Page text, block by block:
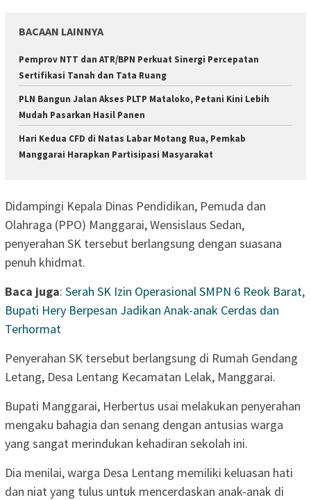
BACAAN LAINNYA
Pemprov NTT dan ATR/BPN Perkuat Sinergi Percepatan
Sertifikasi Tanah dan Tata Ruang
PLN Bangun Jalan Akses PLTP Mataloko, Petani Kini Lebih
Mudah Pasarkan Hasil Panen
Hari Kedua CFD di Natas Labar Motang Rua, Pemkab
Manggarai Harapkan Partisipasi Masyarakat
Didampingi Kepala Dinas Pendidikan, Pemuda dan
Olahraga (PPO) Manggarai, Wensislaus Sedan,
penyerahan SK tersebut berlangsung dengan suasana
penuh khidmat.
Baca juga: Serah SK Izin Operasional SMPN 6 Reok Barat,
Bupati Hery Berpesan Jadikan Anak-anak Cerdas dan
Terhormat
Penyerahan SK tersebut berlangsung di Rumah Gendang
Letang, Desa Lentang Kecamatan Lelak, Manggarai.
Bupati Manggarai, Herbertus usai melakukan penyerahan
mengaku bahagia dan senang dengan antusias warga
yang sangat merindukan kehadiran sekolah ini.
Dia menilai, warga Desa Lentang memiliki keluasan hati
dan niat yang tulus untuk mencerdaskan anak-anak di